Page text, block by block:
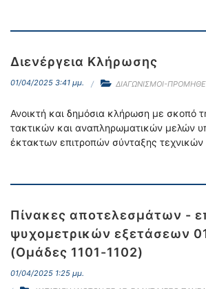
Διενέργεια Κλήρωσης
01/04/2025 3:41 μμ. ΔΙΑΓΩΝΙΣΜΟΙ-
Ανοικτή και δημόσια κλήρωση με σκοπό
τακτικών και αναπληρωματικών μελών
έκτακτων επιτροπών σύνταξης
Πίνακες αποτελεσμάτων -
ψυχομετρικών εξετάσεων
(Ομάδες 1101-1102)
01/04/2025 1:25 μμ.